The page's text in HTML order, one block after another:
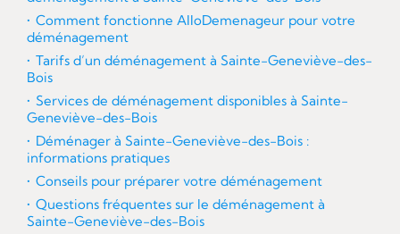
Comment fonctionne AlloDemenageur pour votre
déménagement
Tarifs d’un déménagement à Sainte-Geneviève-des-
Bois
Services de déménagement disponibles à Sainte-
Geneviève-des-Bois
Déménager à Sainte-Geneviève-des-Bois :
informations pratiques
Conseils pour préparer votre déménagement
Questions fréquentes sur le déménagement à
Sainte-Geneviève-des-Bois